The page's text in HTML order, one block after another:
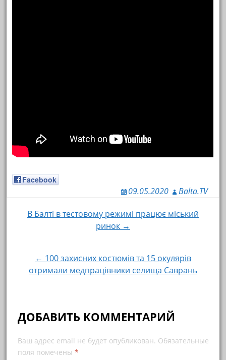
Facebook
09.05.2020 Balta.TV
Навигация по записям
В Балті в тестовому режимі працює міський
ринок →
← 100 захисних костюмів та 15 окулярів
отримали медпрацівники селища Саврань
ДОБАВИТЬ КОММЕНТАРИЙ
Ваш адрес email не будет опубликован. Обязательные
поля помечены *